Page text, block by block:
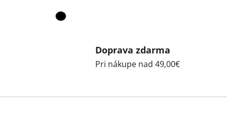
Doprava zdarma
Pri nákupe nad 49,00€